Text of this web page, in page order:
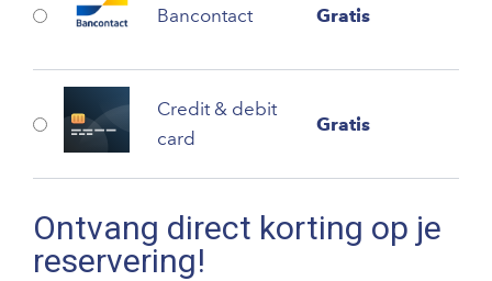
Bancontact Gratis
Credit & debit
card
Gratis
Ontvang direct korting op je
reservering!